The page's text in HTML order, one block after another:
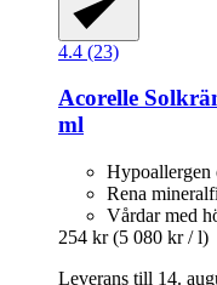
4.4 (23)
Acorelle
ml
Hypoallergen
Rena
Vårdar med
254 kr (5 080 kr / l)
Leverans till 14.